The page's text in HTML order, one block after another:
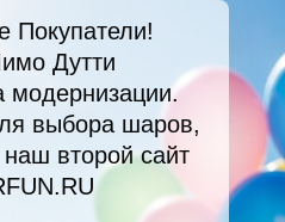
Покупатели!
Дутти
модернизации.
выбора шаров,
второй сайт